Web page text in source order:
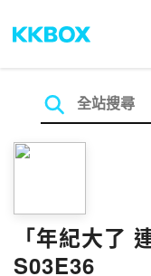
「年紀大了
S03E36